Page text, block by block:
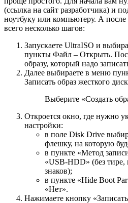
(ссылка на сайт разработчика) и
ноутбуку или компьютеру. А после
всего несколько шагов:
Запускаете UltraISO и
пункты Файл – Открыть.
образу, который надо
Далее выбираете в меню
Записать образ жесткого
Выберите «Создать
Откроется окно, где нужно
настройки:
в поле Disk Drive
флешку, на которую
в пункте «Метод
«USB-HDD» (без
знаков);
в пункте «Hide Boot
«Нет».
Нажимаете кнопку